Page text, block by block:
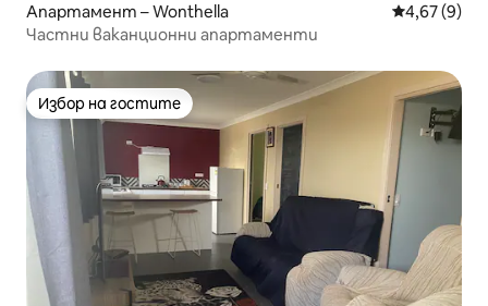
Апартамент – Wonthella Средна
4,67 (9)
Частни ваканционни апартаменти
Избор на гостите
Избор на гостите